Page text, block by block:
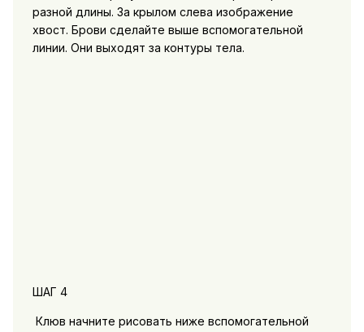
разной длины. За крылом слева изображение
хвост. Брови сделайте выше вспомогательной
линии. Они выходят за контуры тела.
ШАГ 4
Клюв начните рисовать ниже вспомогательной